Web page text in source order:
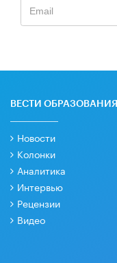
ВЕСТИ ОБРАЗОВАНИЯ
Новости
Колонки
Аналитика
Интервью
Рецензии
Видео